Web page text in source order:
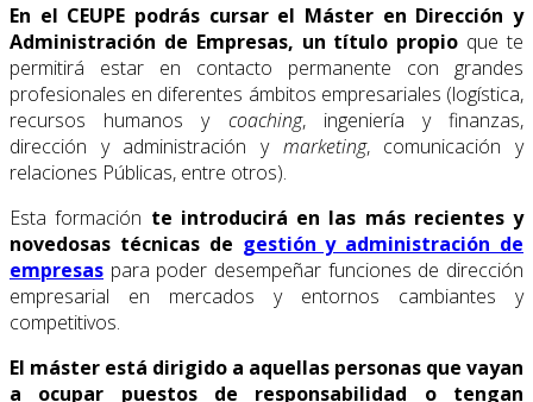
En el CEUPE podrás cursar el Máster en Dirección y
Administración de Empresas, un título propio que te
permitirá estar en contacto permanente con grandes
profesionales en diferentes ámbitos empresariales (logística,
recursos humanos y coaching, ingeniería y finanzas,
dirección y administración y marketing, comunicación y
relaciones Públicas, entre otros).
Esta formación te introducirá en las más recientes y
novedosas técnicas de gestión y administración de
empresas para poder desempeñar funciones de dirección
empresarial en mercados y entornos cambiantes y
competitivos.
El máster está dirigido a aquellas personas que vayan
a ocupar puestos de responsabilidad o tengan